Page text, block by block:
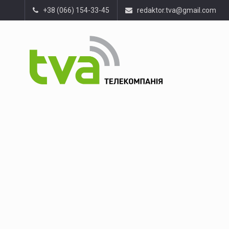
+38 (066) 154-33-45 redaktor.tva@gmail.com